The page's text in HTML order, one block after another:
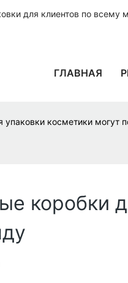
для клиентов по всему
ГЛАВНАЯ
косметики могут
коробки